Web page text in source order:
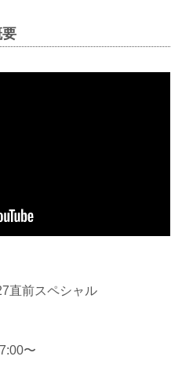
ドスピード MEGA SUV 知立店
SUVといえばグッドスピード」を
直前スペシャル
〜